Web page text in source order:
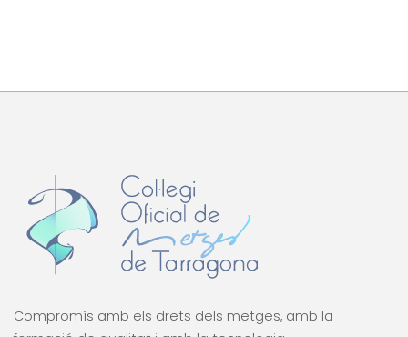
Compromís amb els drets dels metges, amb la